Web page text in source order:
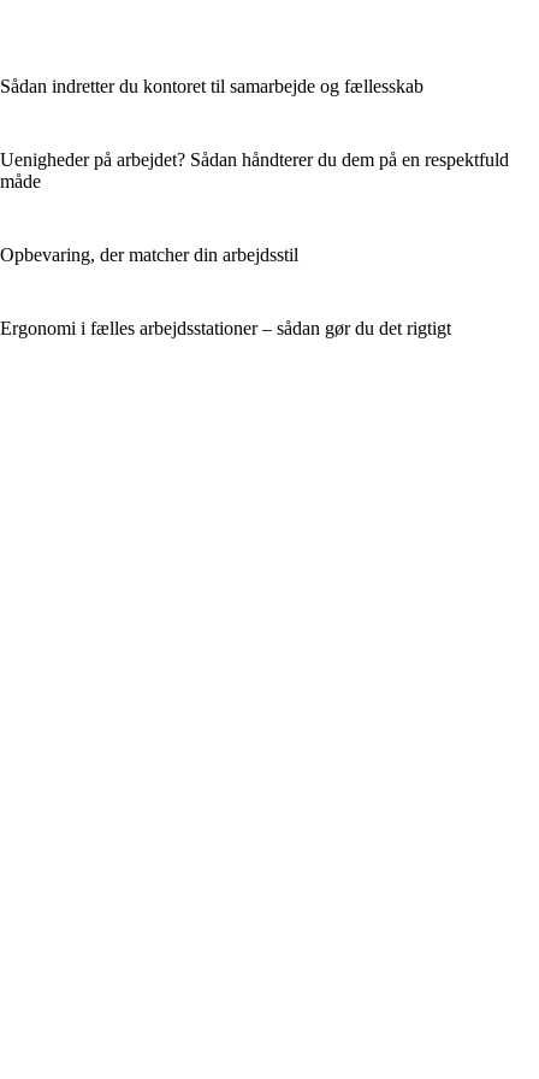
Sådan indretter du kontoret til samarbejde og fællesskab
Uenigheder på arbejdet? Sådan håndterer du dem på en respektfuld
måde
Opbevaring, der matcher din arbejdsstil
Ergonomi i fælles arbejdsstationer – sådan gør du det rigtigt